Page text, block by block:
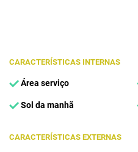
CARACTERÍSTICAS INTERNAS
Área serviço
Sol da manhã
CARACTERÍSTICAS EXTERNAS